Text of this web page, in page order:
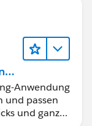
Anwendung
und passen
und ganz